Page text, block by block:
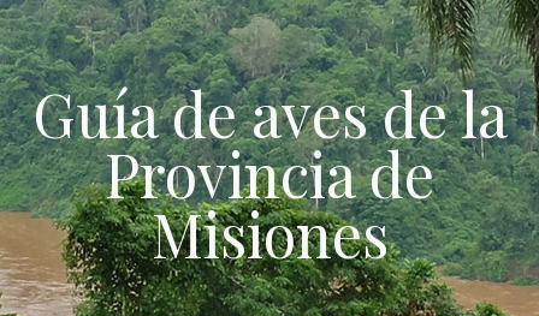
Skip to content
Guía de aves de la
Provincia de
Misiones